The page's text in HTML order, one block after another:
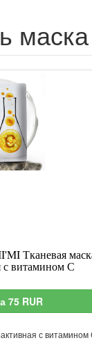
Тканевая
с витамином С
75 RUR
с витамином